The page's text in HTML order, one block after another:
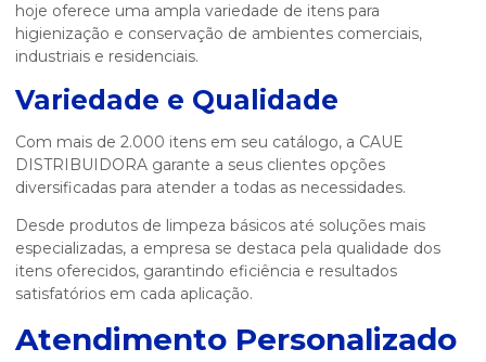
hoje oferece uma ampla variedade de itens para
higienização e conservação de ambientes comerciais,
industriais e residenciais.
Variedade e Qualidade
Com mais de 2.000 itens em seu catálogo, a CAUE
DISTRIBUIDORA garante a seus clientes opções
diversificadas para atender a todas as necessidades.
Desde produtos de limpeza básicos até soluções mais
especializadas, a empresa se destaca pela qualidade dos
itens oferecidos, garantindo eficiência e resultados
satisfatórios em cada aplicação.
Atendimento Personalizado